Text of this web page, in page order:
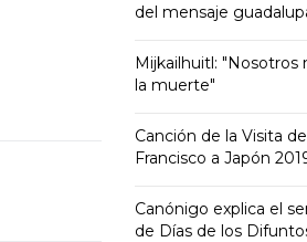
del mensaje
Mijkailhuitl: "Nosotros
la muerte"
Canción de la Visita
Francisco a Japón
Canónigo explica el
de Días de los